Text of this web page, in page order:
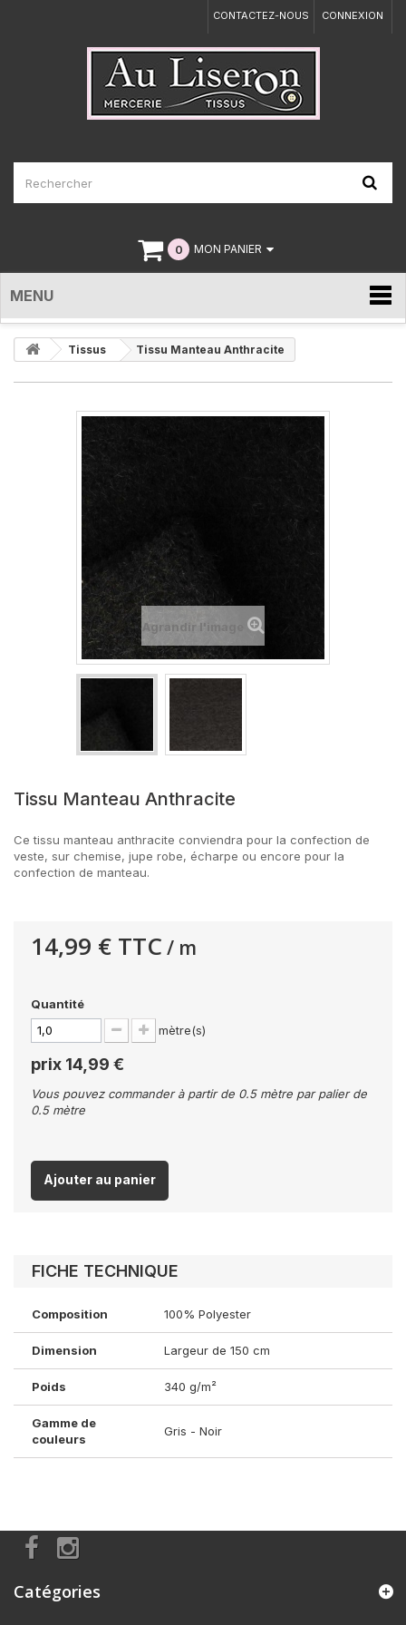
CONNEXION
CONTACTEZ-NOUS
0 MON PANIER
MENU
Tissus Tissu Manteau Anthracite
Agrandir l'image
Tissu Manteau Anthracite
Ce tissu manteau anthracite conviendra pour la confection de
veste, sur chemise, jupe robe, écharpe ou encore pour la
confection de manteau.
14,99 € TTC / m
Quantité
mètre(s)
prix 14,99 €
Vous pouvez commander à partir de 0.5 mètre par palier de
0.5 mètre
Ajouter au panier
FICHE TECHNIQUE
Composition 100% Polyester
Dimension Largeur de 150 cm
Poids 340 g/m²
Gamme de
couleurs
Gris - Noir
Catégories